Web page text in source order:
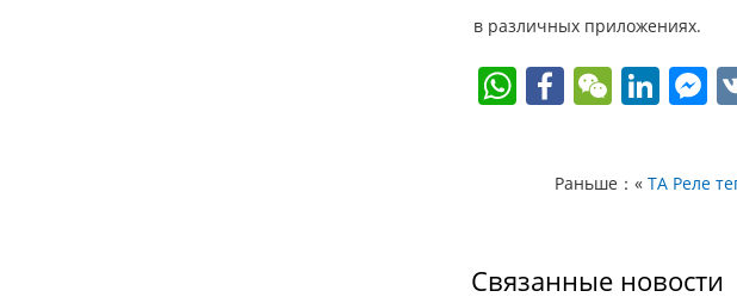
в различных приложениях.
W
p
F
e
o
W
h
Li
e
n
F
e
o
Раньше：« TA Реле
Связанные новости